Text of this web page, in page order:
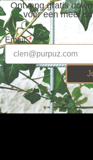
Ontvang gratis
voor een meer
Email